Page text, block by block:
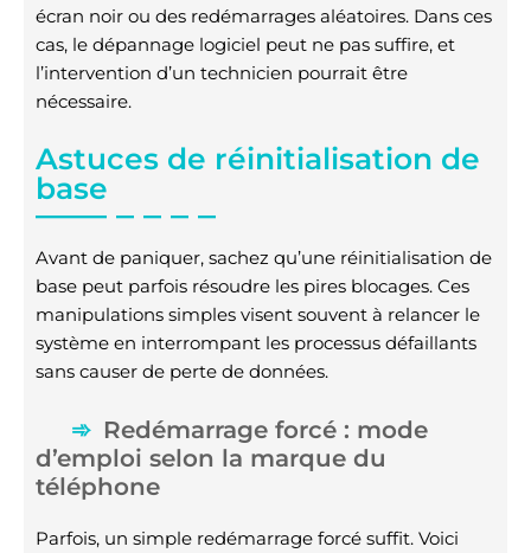
écran noir ou des redémarrages aléatoires. Dans ces
cas, le dépannage logiciel peut ne pas suffire, et
l’intervention d’un technicien pourrait être
nécessaire.
Astuces de réinitialisation de
base
Avant de paniquer, sachez qu’une réinitialisation de
base peut parfois résoudre les pires blocages. Ces
manipulations simples visent souvent à relancer le
système en interrompant les processus défaillants
sans causer de perte de données.
Redémarrage forcé : mode
d’emploi selon la marque du
téléphone
Parfois, un simple redémarrage forcé suffit. Voici